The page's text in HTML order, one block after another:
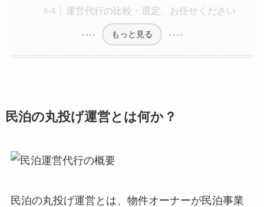
運営代行の比較・選定、お任せください
もっと見る
民泊の丸投げ運営とは何か？
民泊の丸投げ運営とは、物件オーナーが民泊事業